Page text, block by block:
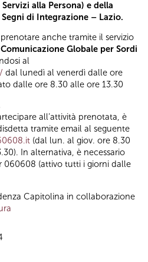
alla Persona) e della
di Integrazione – Lazio.
anche tramite il servizio
Comunicazione Globale per Sordi
al
dal lunedì al venerdì dalle ore
dalle ore 8.30 alle ore 13.30
all’attività prenotata, è
tramite email al seguente
(dal lun. al giov. ore 8.30
In alternativa, è necessario
060608 (attivo tutti i giorni dalle
Capitolina in collaborazione